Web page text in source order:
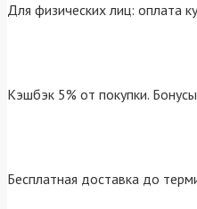
Для физических лиц: оплата
Кэшбэк 5% от покупки.
Бесплатная доставка до